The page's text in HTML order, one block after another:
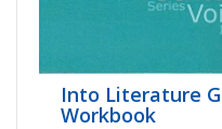
Into Literature
Workbook